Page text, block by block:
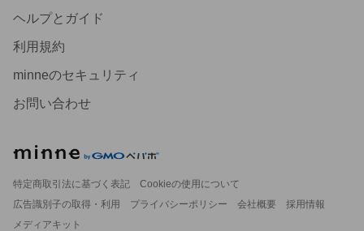
ヘルプとガイド
利用規約
minneのセキュリティ
お問い合わせ
特定商取引法に基づく表記
Cookieの使用について
広告識別子の取得・利用
プライバシーポリシー 会社概要
採用情報
メディアキット